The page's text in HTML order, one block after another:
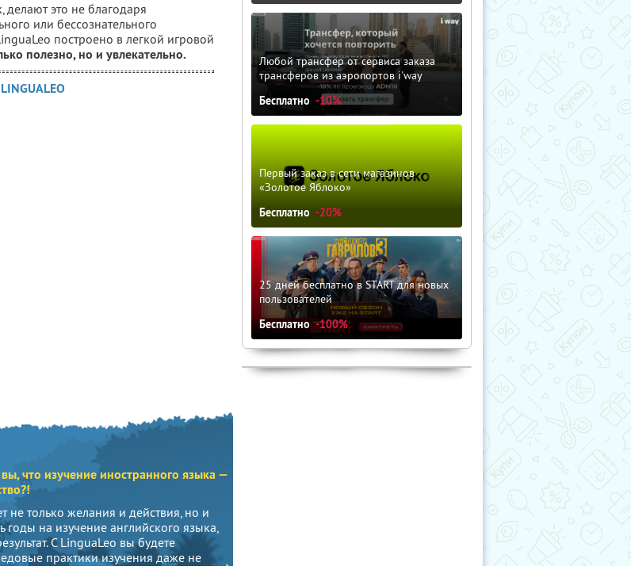
делают это не благодаря
или бессознательного
построено в легкой игровой
полезно, но и увлекательно.
что изучение иностранного языка —
не только желания и действия, но и
на изучение английского языка,
С LinguaLeo вы будете
практики изучения даже не
Любой трансфер от сервиса заказа
трансферов из аэропортов i'way
Бесплатно -10%
Первый заказ в сети магазинов
«Золотое Яблоко»
Бесплатно -20%
25 дней бесплатно в START для новых
пользователей
Бесплатно -100%